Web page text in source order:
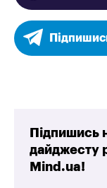
Підпишись
дайджесту
Mind.ua!